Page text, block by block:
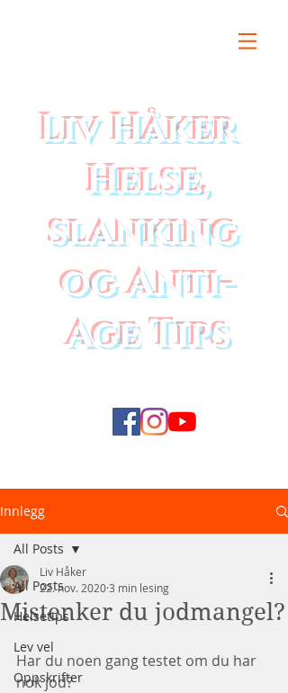
Liv Håker
Helse,
slanking
og Anti-
Age Tips
Helsediett
Innlegg
All Posts
Helsetips
Lev vel
Oppskrifter
All Posts
Mistenker du jodmangel?
Liv Håker
22. nov. 20203 min lesing
Har du noen gang testet om du har
nok jod?